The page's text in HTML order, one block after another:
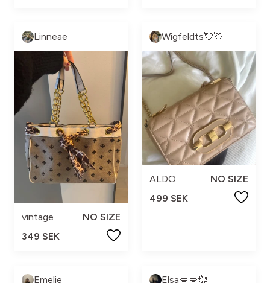
Linneae
vintage
NO SIZE
349 SEK
Wigfeldts💘💘
ALDO
NO SIZE
499 SEK
Emelie Elsa💋💋💞